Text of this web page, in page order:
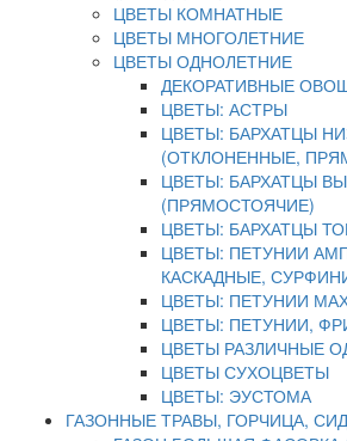
ЦВЕТЫ КОМНАТНЫЕ
ЦВЕТЫ МНОГОЛЕТНИЕ
ЦВЕТЫ ОДНОЛЕТНИЕ
ДЕКОРАТИВНЫЕ
ЦВЕТЫ: АСТРЫ
ЦВЕТЫ: БАРХАТЦЫ
(ОТКЛОНЕННЫЕ,
ЦВЕТЫ: БАРХАТЦЫ
(ПРЯМОСТОЯЧИЕ)
ЦВЕТЫ: БАРХАТЦЫ
ЦВЕТЫ: ПЕТУНИИ
КАСКАДНЫЕ,
ЦВЕТЫ: ПЕТУНИИ
ЦВЕТЫ: ПЕТУНИИ,
ЦВЕТЫ РАЗЛИЧНЫЕ
ЦВЕТЫ СУХОЦВЕТЫ
ЦВЕТЫ: ЭУСТОМА
ГАЗОННЫЕ ТРАВЫ, ГОРЧИЦА,